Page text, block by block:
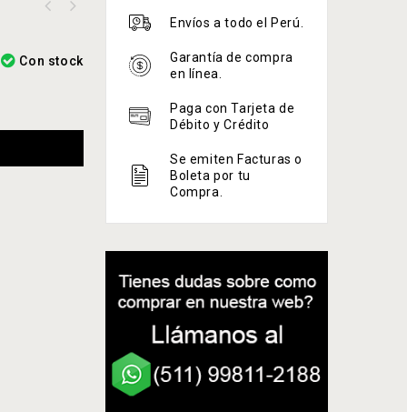
Con stock
Envíos a todo el Perú.
Garantía de compra
en línea.
Paga con Tarjeta de
Débito y Crédito
Se emiten Facturas o
Boleta por tu
Compra.